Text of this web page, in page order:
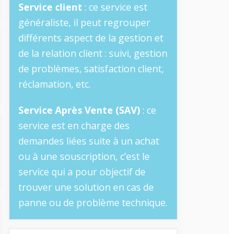
Service client : ce service est
généraliste, il peut regrouper
différents aspect de la gestion et
de la relation client : suivi, gestion
de problèmes, satisfaction client,
réclamation, etc.
Service Après Vente (SAV) : ce
service est en charge des
demandes liées suite à un achat
ou à une souscription, c’est le
service qui a pour objectif de
trouver une solution en cas de
panne ou de problème technique.